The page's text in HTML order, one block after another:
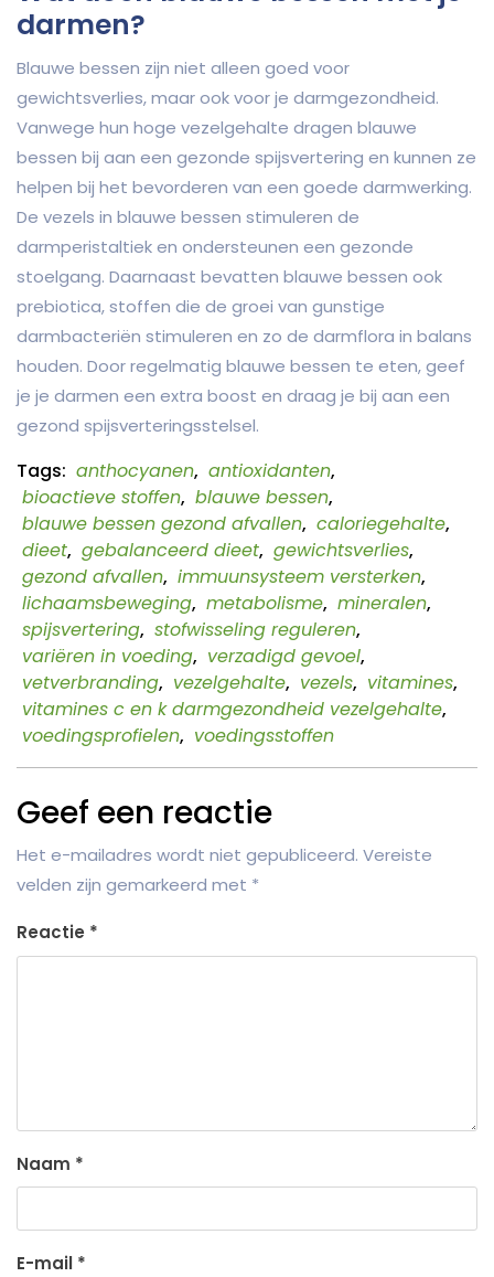
darmen?
Blauwe bessen zijn niet alleen goed voor
gewichtsverlies, maar ook voor je darmgezondheid.
Vanwege hun hoge vezelgehalte dragen blauwe
bessen bij aan een gezonde spijsvertering en kunnen ze
helpen bij het bevorderen van een goede darmwerking.
De vezels in blauwe bessen stimuleren de
darmperistaltiek en ondersteunen een gezonde
stoelgang. Daarnaast bevatten blauwe bessen ook
prebiotica, stoffen die de groei van gunstige
darmbacteriën stimuleren en zo de darmflora in balans
houden. Door regelmatig blauwe bessen te eten, geef
je je darmen een extra boost en draag je bij aan een
gezond spijsverteringsstelsel.
Tags: anthocyanen, antioxidanten,
bioactieve stoffen, blauwe bessen,
blauwe bessen gezond afvallen, caloriegehalte,
dieet, gebalanceerd dieet, gewichtsverlies,
gezond afvallen, immuunsysteem versterken,
lichaamsbeweging, metabolisme, mineralen,
spijsvertering, stofwisseling reguleren,
variëren in voeding, verzadigd gevoel,
vetverbranding, vezelgehalte, vezels, vitamines,
vitamines c en k darmgezondheid vezelgehalte,
voedingsprofielen, voedingsstoffen
Geef een reactie
Het e-mailadres wordt niet gepubliceerd. Vereiste
velden zijn gemarkeerd met *
Reactie *
Naam *
E-mail *